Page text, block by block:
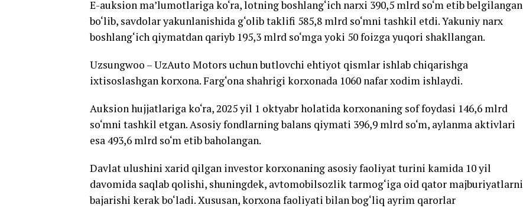
E-auksion ma’lumotlariga ko‘ra, lotning boshlang‘ich narxi 390,5 mlrd so‘m etib belgilangan
bo‘lib, savdolar yakunlanishida g‘olib taklifi 585,8 mlrd so‘mni tashkil etdi. Yakuniy narx
boshlang‘ich qiymatdan qariyb 195,3 mlrd so‘mga yoki 50 foizga yuqori shakllangan.
Uzsungwoo – UzAuto Motors uchun butlovchi ehtiyot qismlar ishlab chiqarishga
ixtisoslashgan korxona. Farg‘ona shahrigi korxonada 1060 nafar xodim ishlaydi.
Auksion hujjatlariga ko‘ra, 2025 yil 1 oktyabr holatida korxonaning sof foydasi 146,6 mlrd
so‘mni tashkil etgan. Asosiy fondlarning balans qiymati 396,9 mlrd so‘m, aylanma aktivlari
esa 493,6 mlrd so‘m etib baholangan.
Davlat ulushini xarid qilgan investor korxonaning asosiy faoliyat turini kamida 10 yil
davomida saqlab qolishi, shuningdek, avtomobilsozlik tarmog‘iga oid qator majburiyatlarni
bajarishi kerak bo‘ladi. Xususan, korxona faoliyati bilan bog‘liq ayrim qarorlar